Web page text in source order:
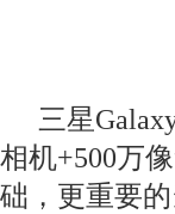
三星
相机+500万
础，更重要